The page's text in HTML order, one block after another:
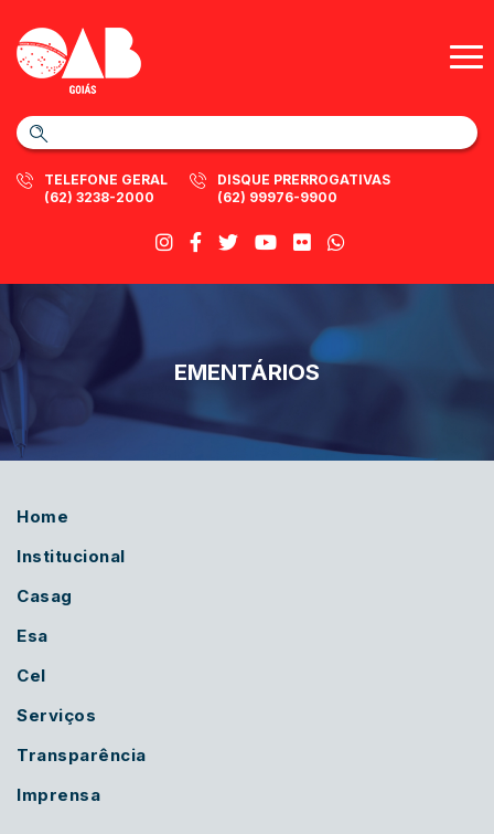
TELEFONE GERAL
(62) 3238-2000
DISQUE PRERROGATIVAS
(62) 99976-9900
EMENTÁRIOS
Home
Institucional
Casag
Esa
Cel
Serviços
Transparência
Imprensa